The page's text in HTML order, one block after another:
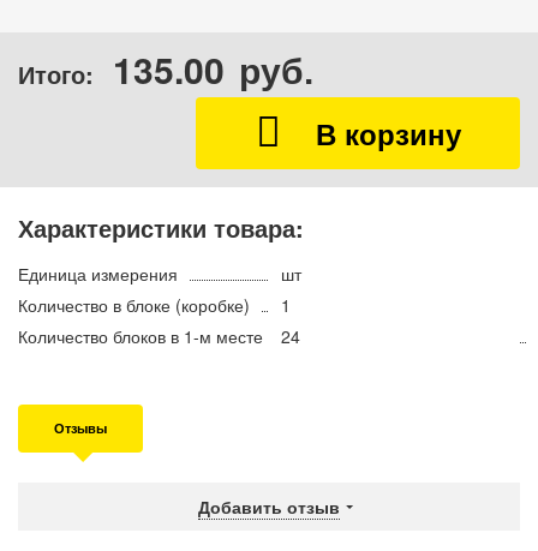
Итого: 135.00 руб.
Характеристики товара:
Единица измерения
шт
Количество в блоке (коробке)
1
Количество блоков в 1-м месте
24
Отзывы
Добавить отзыв